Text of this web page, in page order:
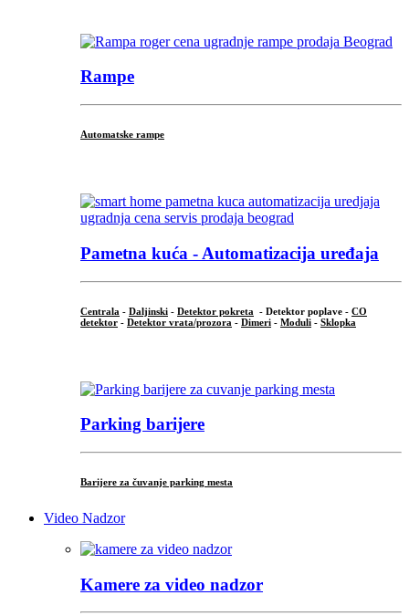
Rampe
Automatske rampe
Pametna kuća - Automatizacija uređaja
Centrala - Daljinski - Detektor pokreta - Detektor poplave - CO
detektor - Detektor vrata/prozora - Dimeri - Moduli - Sklopka
Parking barijere
Barijere za čuvanje parking mesta
Video Nadzor
Kamere za video nadzor